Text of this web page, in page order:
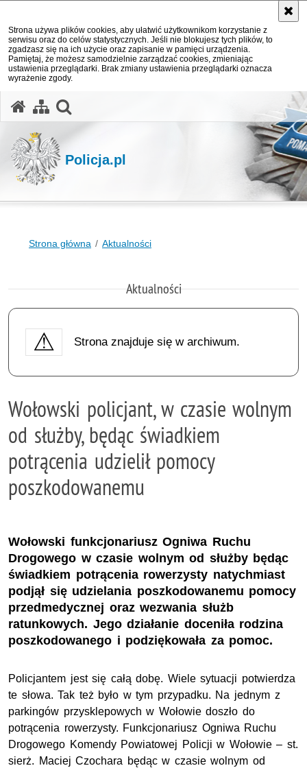
Strona używa plików cookies, aby ułatwić użytkownikom korzystanie z
serwisu oraz do celów statystycznych. Jeśli nie blokujesz tych plików, to
zgadzasz się na ich użycie oraz zapisanie w pamięci urządzenia.
Pamiętaj, że możesz samodzielnie zarządzać cookies, zmieniając
ustawienia przeglądarki. Brak zmiany ustawienia przeglądarki oznacza
wyrażenie zgody.
Policja.pl
Strona główna Aktualności
Aktualności
Strona znajduje się w archiwum.
Wołowski policjant, w czasie wolnym
od służby, będąc świadkiem
potrącenia udzielił pomocy
poszkodowanemu
Wołowski funkcjonariusz Ogniwa Ruchu
Drogowego w czasie wolnym od służby będąc
świadkiem potrącenia rowerzysty natychmiast
podjął się udzielania poszkodowanemu pomocy
przedmedycznej oraz wezwania służb
ratunkowych. Jego działanie doceniła rodzina
poszkodowanego i podziękowała za pomoc.
Policjantem jest się całą dobę. Wiele sytuacji potwierdza
te słowa. Tak też było w tym przypadku. Na jednym z
parkingów przysklepowych w Wołowie doszło do
potrącenia rowerzysty. Funkcjonariusz Ogniwa Ruchu
Drogowego Komendy Powiatowej Policji w Wołowie – st.
sierż. Maciej Czochara będąc w czasie wolnym od